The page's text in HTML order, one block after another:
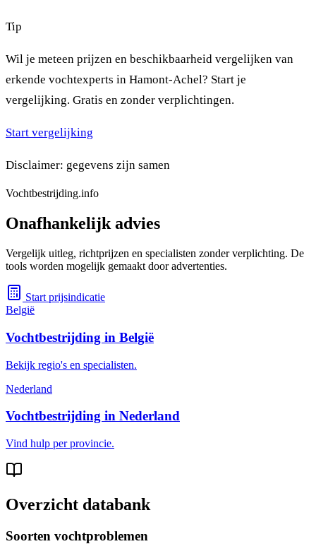
Tip
Wil je meteen prijzen en beschikbaarheid vergelijken van
erkende vochtexperts in Hamont-Achel? Start je
vergelijking. Gratis en zonder verplichtingen.
Start vergelijking
Disclaimer: gegevens zijn samen
Vochtbestrijding.info
Onafhankelijk advies
Vergelijk uitleg, richtprijzen en specialisten zonder verplichting. De
tools worden mogelijk gemaakt door advertenties.
Start prijsindicatie
België
Vochtbestrijding in België
Bekijk regio's en specialisten.
Nederland
Vochtbestrijding in Nederland
Vind hulp per provincie.
Overzicht databank
Soorten vochtproblemen